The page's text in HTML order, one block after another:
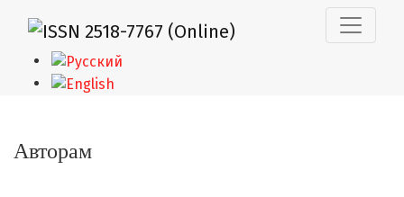
Авторам
Авторам